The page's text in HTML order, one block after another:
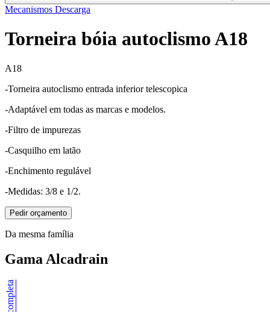
Mecanismos Descarga
Torneira bóia autoclismo A18
A18
-Torneira autoclismo entrada inferior telescopica
-Adaptável em todas as marcas e modelos.
-Filtro de impurezas
-Casquilho em latão
-Enchimento regulável
-Medidas: 3/8 e 1/2.
Pedir orçamento
Da mesma família
Gama Alcadrain